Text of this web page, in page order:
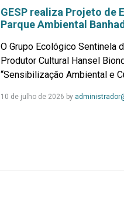
GESP realiza Projeto de
Parque Ambiental
O Grupo Ecológico Sentinela
Produtor Cultural Hansel
“Sensibilização Ambiental e
10 de julho de 2026 by